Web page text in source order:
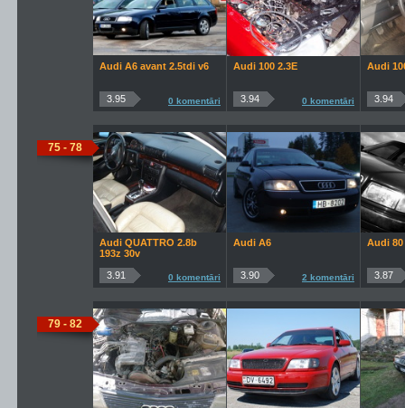
Audi A6 avant 2.5tdi v6
3.95 0 komentāri
Audi 100 2.3E
3.94 0 komentāri
Audi
3.94
75 - 78
Audi QUATTRO 2.8b
193z 30v
3.91
0 komentāri
Audi A6
3.90 2 komentāri
Audi
3.87
79 - 82